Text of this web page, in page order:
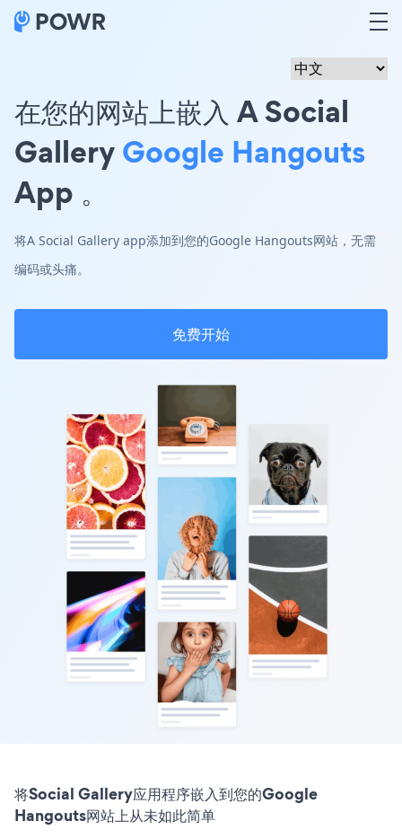
在您的网站上嵌入 A Social
GalleryGoogle Hangouts
App 。
将A Social Gallery app添加到您的Google Hangouts网站，无需
编码或头痛。
免费开始
将Social Gallery应用程序嵌入到您的Google
Hangouts网站上从未如此简单